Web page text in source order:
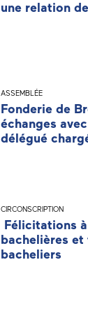
une relation
ASSEMBLÉE
Fonderie de
échanges
délégué
CIRCONSCRIPTION
Félicitations
bachelières et
bacheliers